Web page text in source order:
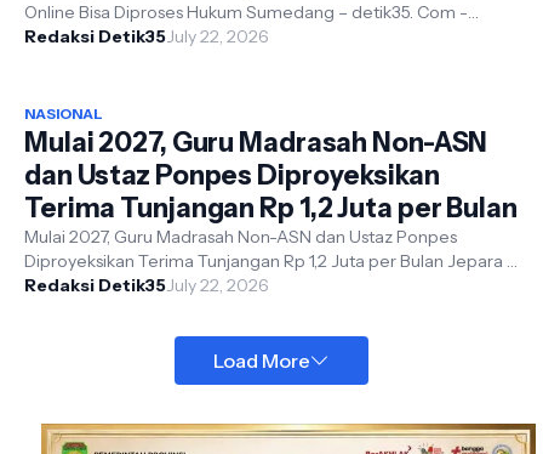
Online Bisa Diproses Hukum Sumedang – detik35. Com -
Menteri Dalam Negeri (Men...
Redaksi Detik35July 22, 2026
NASIONAL
Mulai 2027, Guru Madrasah Non-ASN
dan Ustaz Ponpes Diproyeksikan
Terima Tunjangan Rp 1,2 Juta per Bulan
Mulai 2027, Guru Madrasah Non-ASN dan Ustaz Ponpes
Diproyeksikan Terima Tunjangan Rp 1,2 Juta per Bulan Jepara –
detik35. Com - Pemerintah...
Redaksi Detik35July 22, 2026
Load More